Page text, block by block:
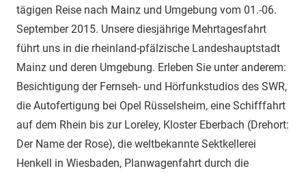
September
2015
Vorsitzender
tägigen Reise nach Mainz und Umgebung vom 01.-06.
September 2015. Unsere diesjährige Mehrtagesfahrt
führt uns in die rheinland-pfälzische Landeshauptstadt
Mainz und deren Umgebung. Erleben Sie unter anderem:
Besichtigung der Fernseh- und Hörfunkstudios des SWR,
die Autofertigung bei Opel Rüsselsheim, eine Schifffahrt
auf dem Rhein bis zur Loreley, Kloster Eberbach (Drehort:
Der Name der Rose), die weltbekannte Sektkellerei
Henkell in Wiesbaden, Planwagenfahrt durch die